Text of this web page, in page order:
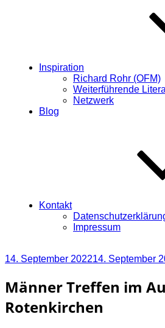
Inspiration
Richard Rohr (OFM)
Weiterführende
Netzwerk
Blog
Kontakt
Impressum
Veröffentlicht
14. September 202214. September
Männer Treffen im
Rotenkirchen